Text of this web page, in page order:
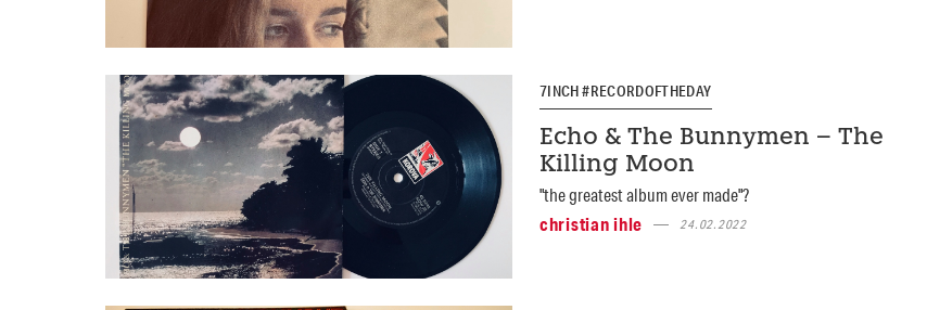
7INCH #RECORDOFTHEDAY
Echo & The Bunnymen – The
Killing Moon
"the greatest album ever made"?
christian ihle
24.02.2022